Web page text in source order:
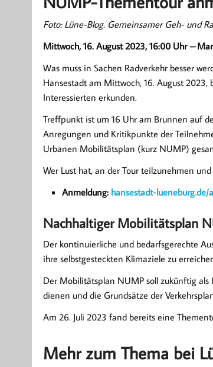
Foto: Lüne-Blog. Gemeinsamer Geh- und
Mittwoch, 16. August 2023, 16:00 Uhr –
Was muss in Sachen Radverkehr besser
Hansestadt am Mittwoch, 16. August
Interessierten erkunden.
Treffpunkt ist um 16 Uhr am Brunnen auf
Anregungen und Kritikpunkte der
Urbanen Mobilitätsplan (kurz NUMP)
Wer Lust hat, an der Tour teilzunehmen
Anmeldung: hansestadt-
Nachhaltiger Mobilitätsplan
Der kontinuierliche und bedarfsgerechte
ihre selbstgesteckten Klimaziele zu
Der Mobilitätsplan NUMP soll zukünftig
dienen und die Grundsätze der
Am 26. Juli 2023 fand bereits eine
Mehr zum Thema bei